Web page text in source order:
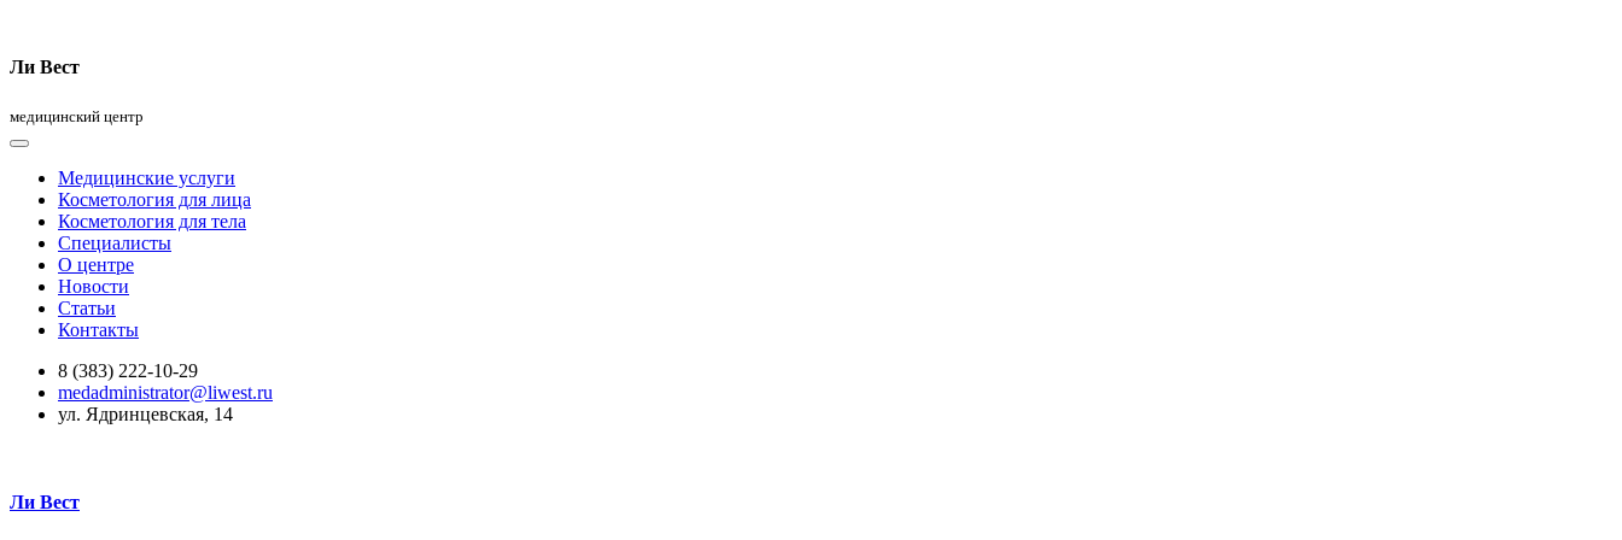
Ли Вест
медицинский центр
Медицинские услуги
Косметология для лица
Косметология для тела
Специалисты
О центре
Новости
Статьи
Контакты
8 (383) 222-10-29
medadministrator@liwest.ru
ул. Ядринцевская, 14
Ли Вест